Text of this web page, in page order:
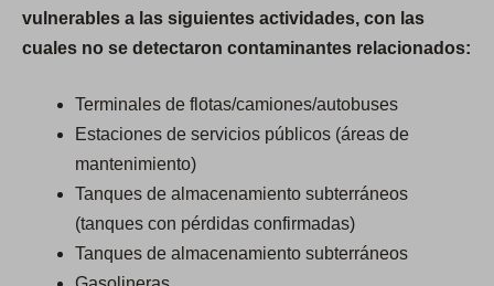
vulnerables a las siguientes actividades, con las
cuales no se detectaron contaminantes relacionados:
Terminales de flotas/camiones/autobuses
Estaciones de servicios públicos (áreas de
mantenimiento)
Tanques de almacenamiento subterráneos
(tanques con pérdidas confirmadas)
Tanques de almacenamiento subterráneos